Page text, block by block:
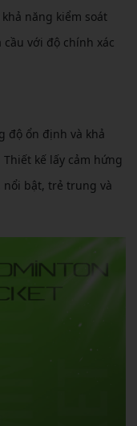
năng kiểm soát
với độ chính xác
độ ổn định và khả
kế lấy cảm hứng
bật, trẻ trung và